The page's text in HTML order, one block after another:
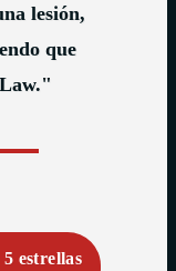
lesión,
que
estrellas